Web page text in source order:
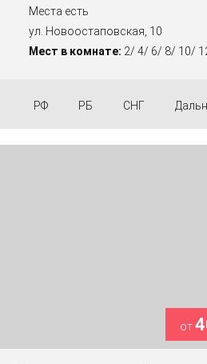
Места есть
ул. Новоостаповская, 10
Мест в комнате: 2/ 4/ 6/ 8/ 10/
РФ РБ СНГ
от